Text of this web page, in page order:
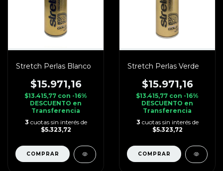
Stretch Perlas Blanco
$15.971,16
$13.415,77 con -16%
DESCUENTO en
Transferencia
3 cuotas sin interés de
$5.323,72
Stretch Perlas Verde
$15.971,16
$13.415,77 con -16%
DESCUENTO en
Transferencia
3 cuotas sin interés de
$5.323,72